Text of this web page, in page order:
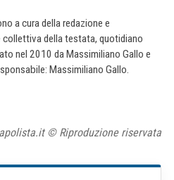
a cura della redazione e
collettiva della testata, quotidiano
nel 2010 da Massimiliano Gallo e
Massimiliano Gallo.
© Riproduzione riservata